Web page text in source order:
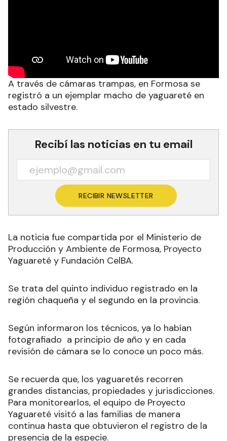
A través de cámaras trampas, en Formosa se
registró a un ejemplar macho de yaguareté en
estado silvestre.
Recibí las noticias en tu email
RECIBIR NEWSLETTER
La noticia fue compartida por el Ministerio de
Producción y Ambiente de Formosa, Proyecto
Yaguareté y Fundación CelBA.
Se trata del quinto individuo registrado en la
región chaqueña y el segundo en la provincia.
Según informaron los técnicos, ya lo habían
fotografiado a principio de año y en cada
revisión de cámara se lo conoce un poco más.
Se recuerda que, los yaguaretés recorren
grandes distancias, propiedades y jurisdicciones.
Para monitorearlos, el equipo de Proyecto
Yaguareté visitó a las familias de manera
continua hasta que obtuvieron el registro de la
presencia de la especie.